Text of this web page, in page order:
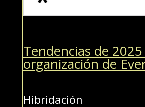
Tendencias de
organización de
Hibridación